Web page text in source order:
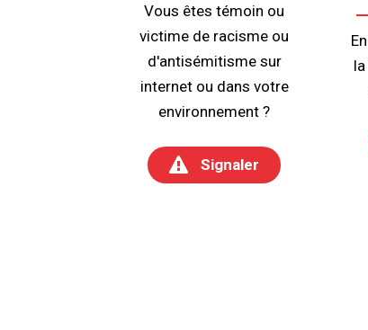
Vous êtes témoin ou
victime de racisme ou
d'antisémitisme sur
internet ou dans votre
environnement ?
Signaler